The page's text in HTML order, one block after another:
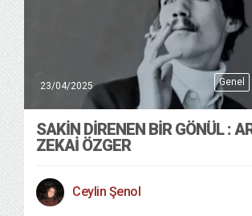
Genel
23/04/2025
SAKIN DIRENEN BIR GÖNÜL :
ZEKAI ÖZGER
Ceylin Şenol